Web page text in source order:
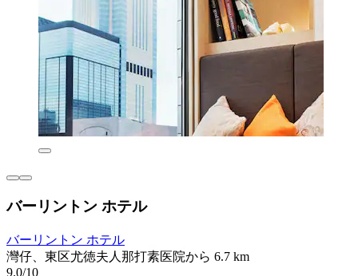
バーリントン ホテル
バーリントン ホテル
灣仔、東区尤徳夫人那打素医院から 6.7 km
9.0/10